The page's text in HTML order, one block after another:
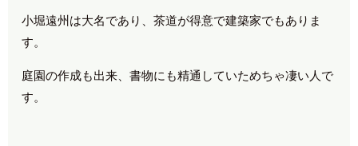
小堀遠州は大名であり、茶道が得意で建築家でもありま
す。
庭園の作成も出来、書物にも精通していためちゃ凄い人で
す。